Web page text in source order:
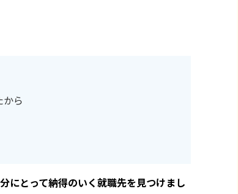
ら
にとって納得のいく就職先を見つけまし